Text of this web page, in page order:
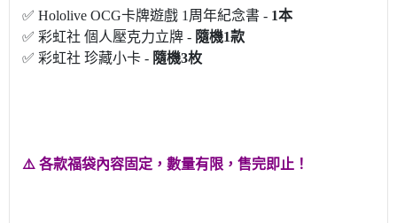
✅ Hololive OCG卡牌遊戲 1周年紀念書 - 1本
✅ 彩虹社 個人壓克力立牌 - 隨機1款
✅ 彩虹社 珍藏小卡 - 隨機3枚
⚠️ 各款福袋內容固定，數量有限，售完即止！